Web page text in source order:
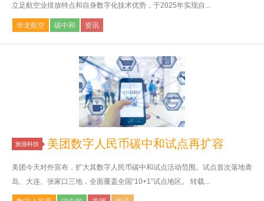
立足航空业排放特点和自身数字化技术优势，于2025年实现自...
华龙航空 碳中和 资讯
旅游科技 美团数字人民币碳中和试点再扩容
美团今天对外宣布，扩大其数字人民币碳中和试点活动范围。试点首次落地青
岛、大连、张家口三地，全面覆盖全国“10+1”试点地区。 转载...